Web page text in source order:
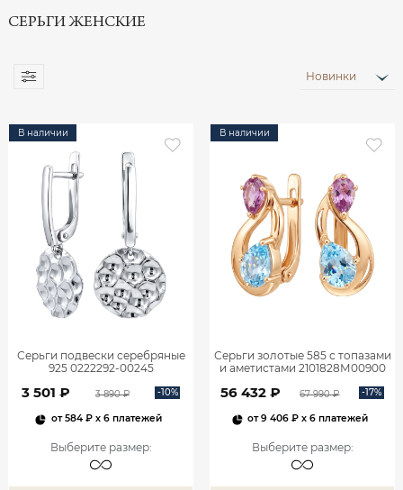
СЕРЬГИ ЖЕНСКИЕ
Новинки
В наличии
Серьги подвески серебряные
925 0222292-00245
3 501 ₽ 3 890 ₽ -10%
от584 ₽x 6 платежей
Выберите размер:
В наличии
Серьги золотые 585 с топазами
и аметистами 2101828М00900
56 432 ₽ 67 990 ₽ -17%
от9 406 ₽ x 6 платежей
Выберите размер: